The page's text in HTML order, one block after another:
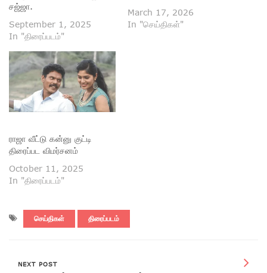
சஜ்ஜா.
September 1, 2025
In "திரைப்படம்"
March 17, 2026
In "செய்திகள்"
ராஜா வீட்டு கன்னு குட்டி
திரைப்பட விமர்சனம்
October 11, 2025
In "திரைப்படம்"
செய்திகள் திரைப்படம்
NEXT POST